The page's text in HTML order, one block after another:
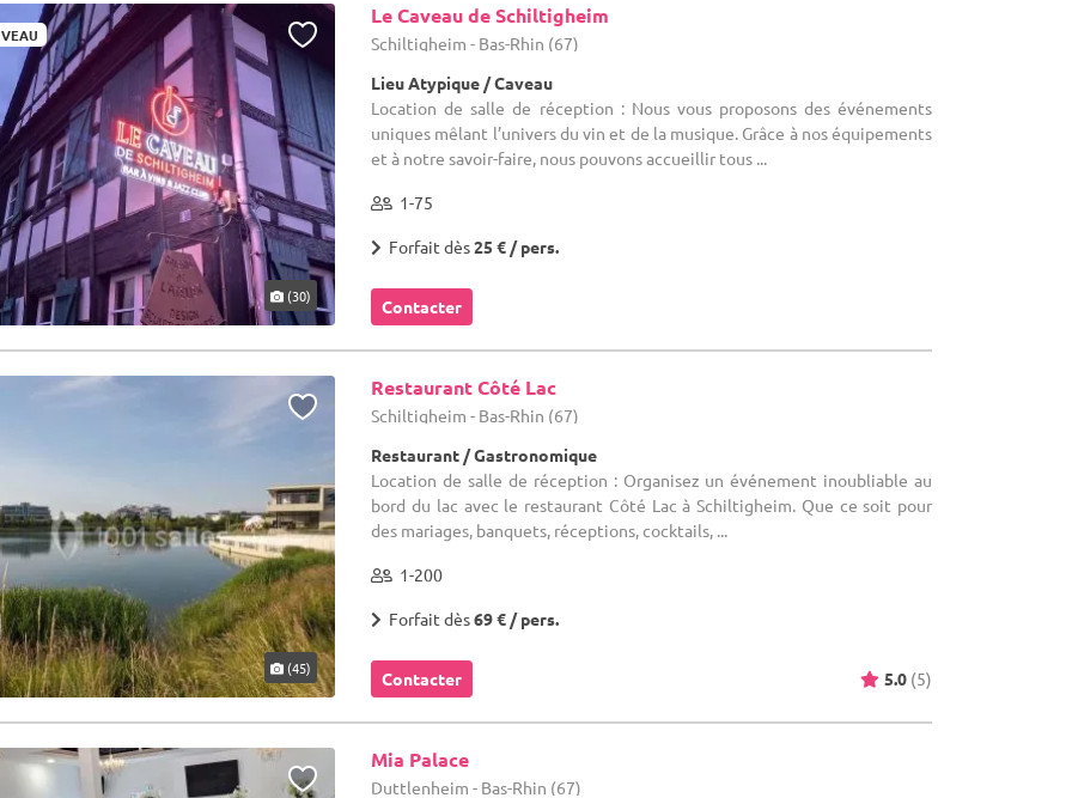
(30)
Le Caveau de Schiltigheim
Schiltigheim - Bas-Rhin (67)
Lieu Atypique / Caveau
Location de salle de réception : Nous vous proposons des événements
uniques mêlant l’univers du vin et de la musique. Grâce à nos équipements
et à notre savoir-faire, nous pouvons accueillir tous ...
1-75
Forfait dès25 € / pers.
Contacter
(45)
Restaurant Côté Lac
Schiltigheim - Bas-Rhin (67)
Restaurant / Gastronomique
Location de salle de réception : Organisez un événement inoubliable au
bord du lac avec le restaurant Côté Lac à Schiltigheim. Que ce soit pour
des mariages, banquets, réceptions, cocktails, ...
1-200
Forfait dès69 € / pers.
Contacter 5.0 (5)
Mia Palace
Duttlenheim - Bas-Rhin (67)